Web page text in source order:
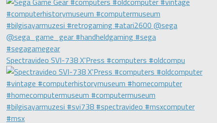
Spectravideo SVI-738 X'Press #computers #oldcompu